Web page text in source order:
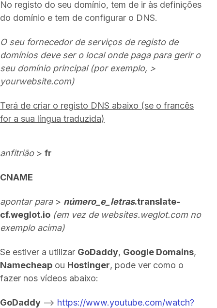
No registo do seu domínio, tem de ir às definições
do domínio e tem de configurar o DNS.
O seu fornecedor de serviços de registo de
domínios deve ser o local onde paga para gerir o
seu domínio principal (por exemplo, >
yourwebsite.com)
Terá de criar o registo DNS abaixo (se o francês
for a sua língua traduzida)
anfitrião> fr
CNAME
apontar para> número_e_letras.translate-
cf.weglot.io (em vez de websites.weglot.com no
exemplo acima)
Se estiver a utilizar GoDaddy, Google Domains,
Namecheap ou Hostinger, pode ver como o
fazer nos vídeos abaixo:
GoDaddy --> https://www.youtube.com/watch?